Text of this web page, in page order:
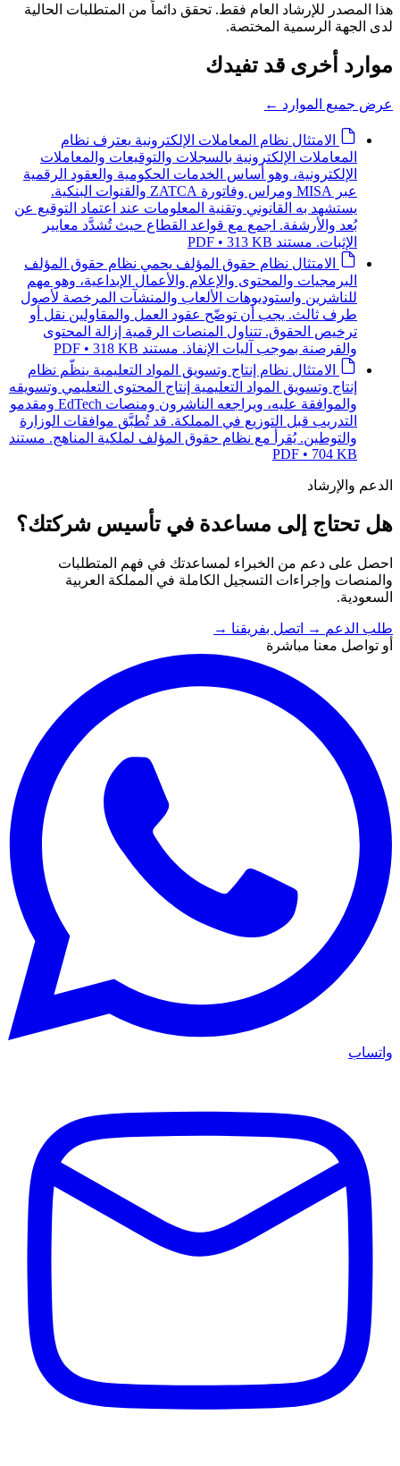
هذا المصدر للإرشاد العام فقط. تحقق دائماً من المتطلبات الحالية
لدى الجهة الرسمية المختصة.
موارد أخرى قد تفيدك
عرض جميع الموارد ←
الامتثال نظام المعاملات الإلكترونية يعترف نظام
المعاملات الإلكترونية بالسجلات والتوقيعات والمعاملات
الإلكترونية، وهو أساس الخدمات الحكومية والعقود الرقمية
عبر MISA ومراس وفاتورة ZATCA والقنوات البنكية.
يستشهد به القانوني وتقنية المعلومات عند اعتماد التوقيع عن
بُعد والأرشفة. اجمع مع قواعد القطاع حيث تُشدَّد معايير
الإثبات. مستند PDF • 313 KB
الامتثال نظام حقوق المؤلف يحمي نظام حقوق المؤلف
البرمجيات والمحتوى والإعلام والأعمال الإبداعية، وهو مهم
للناشرين واستوديوهات الألعاب والمنشآت المرخصة لأصول
طرف ثالث. يجب أن توضّح عقود العمل والمقاولين نقل أو
ترخيص الحقوق. تتناول المنصات الرقمية إزالة المحتوى
والقرصنة بموجب آليات الإنفاذ. مستند PDF • 318 KB
الامتثال نظام إنتاج وتسويق المواد التعليمية ينظّم نظام
إنتاج وتسويق المواد التعليمية إنتاج المحتوى التعليمي وتسويقه
والموافقة عليه، ويراجعه الناشرون ومنصات EdTech ومقدمو
التدريب قبل التوزيع في المملكة. قد تُطبَّق موافقات الوزارة
والتوطين. يُقرأ مع نظام حقوق المؤلف لملكية المناهج. مستند
PDF • 704 KB
الدعم والإرشاد
هل تحتاج إلى مساعدة في تأسيس شركتك؟
احصل على دعم من الخبراء لمساعدتك في فهم المتطلبات
والمنصات وإجراءات التسجيل الكاملة في المملكة العربية
السعودية.
طلب الدعم → اتصل بفريقنا →
أو تواصل معنا مباشرة
واتساب